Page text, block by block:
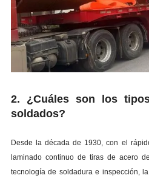
2. ¿Cuáles son los
soldados?
Desde la década de 1930, con el
laminado continuo de tiras de acero
tecnología de soldadura e inspección,